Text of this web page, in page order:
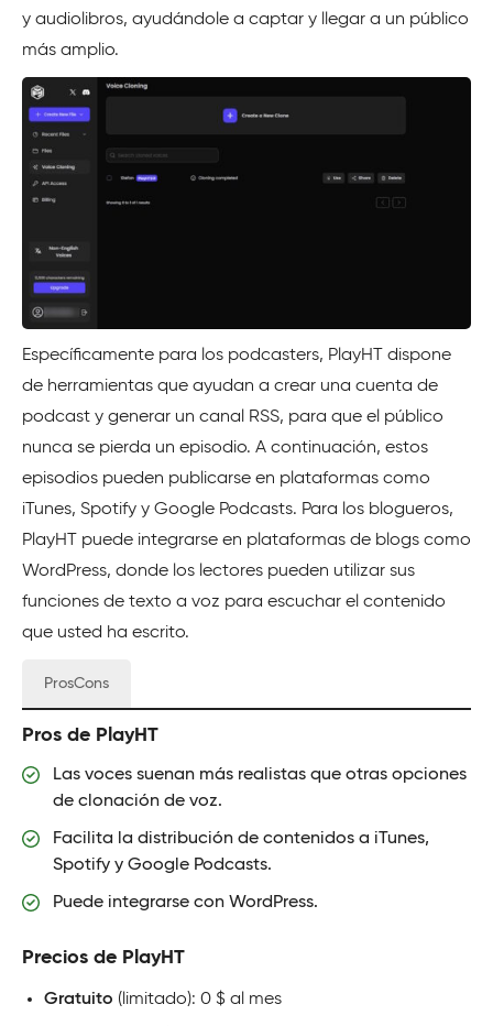
y audiolibros, ayudándole a captar y llegar a un público
más amplio.
Específicamente para los podcasters, PlayHT dispone
de herramientas que ayudan a crear una cuenta de
podcast y generar un canal RSS, para que el público
nunca se pierda un episodio. A continuación, estos
episodios pueden publicarse en plataformas como
iTunes, Spotify y Google Podcasts. Para los blogueros,
PlayHT puede integrarse en plataformas de blogs como
WordPress, donde los lectores pueden utilizar sus
funciones de texto a voz para escuchar el contenido
que usted ha escrito.
ProsCons
Pros de PlayHT
Las voces suenan más realistas que otras opciones
de clonación de voz.
Facilita la distribución de contenidos a iTunes,
Spotify y Google Podcasts.
Puede integrarse con WordPress.
Precios de PlayHT
Gratuito (limitado): 0 $ al mes